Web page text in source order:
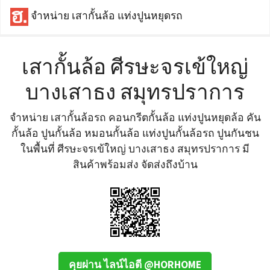
จำหน่าย เสากั้นล้อ แท่งปูนหยุดรถ
เสากั้นล้อ ศีรษะจรเข้ใหญ่
บางเสาธง สมุทรปราการ
จำหน่าย เสากั้นล้อรถ คอนกรีตกั้นล้อ แท่งปูนหยุดล้อ คัน
กั้นล้อ ปูนกั้นล้อ หมอนกั้นล้อ แท่งปูนกั้นล้อรถ ปูนกันชน
ในพื้นที่ ศีรษะจรเข้ใหญ่ บางเสาธง สมุทรปราการ มี
สินค้าพร้อมส่ง จัดส่งถึงบ้าน
คุยผ่าน ไลน์ไอดี @HORHOME